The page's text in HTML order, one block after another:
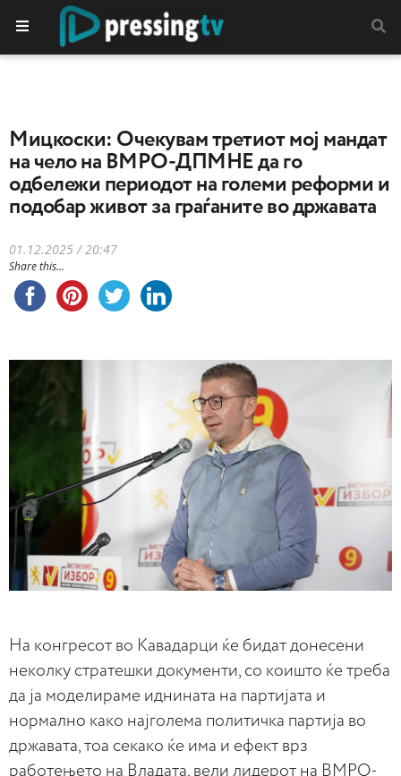
Мицкоски: Очекувам третиот мој мандат
на чело на ВМРО-ДПМНЕ да го
одбележи периодот на големи реформи и
подобар живот за граѓаните во државата
01.12.2025 / 20:47
Share this...
На конгресот во Кавадарци ќе бидат донесени
неколку стратешки документи, со коишто ќе треба
да ја моделираме иднината на партијата и
нормално како најголема политичка партија во
државата, тоа секако ќе има и ефект врз
работењето на Владата, вели лидерот на ВМРО-